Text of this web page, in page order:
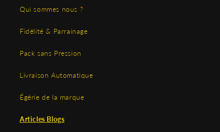
Qui sommes nous ?
Fidélité & Parrainage
Pack sans Pression
Livraison Automatique
Égérie de la marque
Articles Blogs